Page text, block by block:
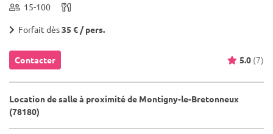
15-100
Forfait dès35 € / pers.
Contacter 5.0 (7)
Location de salle à proximité de Montigny-le-Bretonneux
(78180)